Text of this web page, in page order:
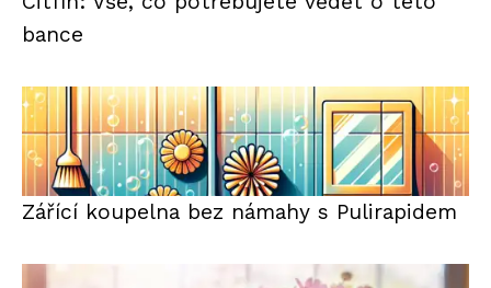
bance
Zářící koupelna bez námahy s Pulirapidem